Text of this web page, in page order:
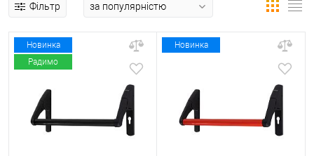
Фільтр
Новинка
Радимо
Новинка